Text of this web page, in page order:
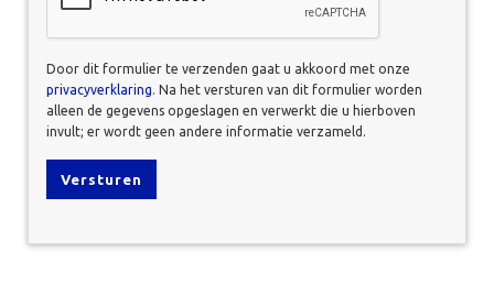
Door dit formulier te verzenden gaat u akkoord met onze
privacyverklaring. Na het versturen van dit formulier worden
alleen de gegevens opgeslagen en verwerkt die u hierboven
invult; er wordt geen andere informatie verzameld.